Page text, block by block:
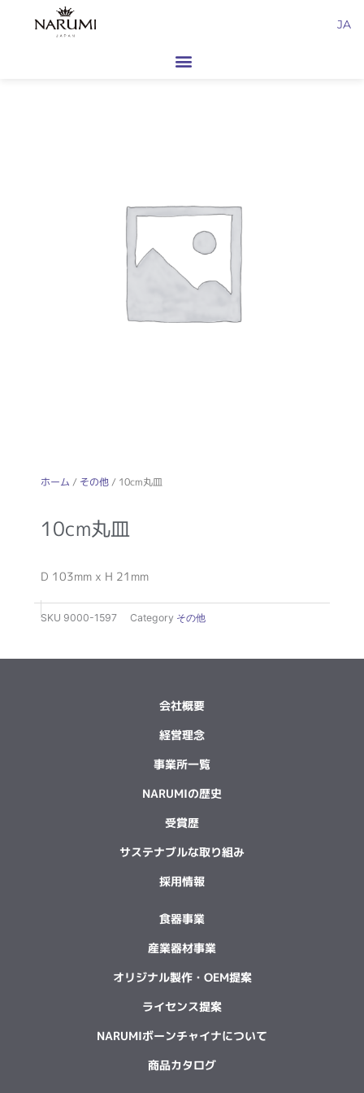
JA
ホーム / その他/ 10cm丸皿
10cm丸皿
D 103mm x H 21mm
SKU 9000-1597 Category その他
会社概要
経営理念
事業所一覧
NARUMIの歴史
受賞歴
サステナブルな取り組み
採用情報
食器事業
産業器材事業
オリジナル製作・OEM提案
ライセンス提案
NARUMIボーンチャイナについて
商品カタログ